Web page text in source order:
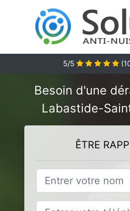
5/5 (
Besoin d'une
Labastide-
ÊTRE